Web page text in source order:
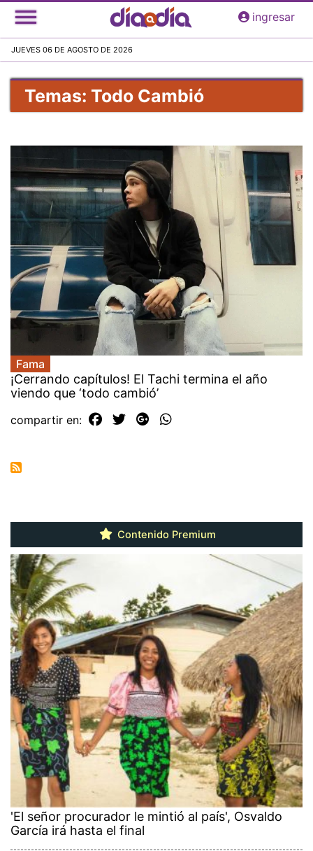
Pasar
al
principal
ingresar
JUEVES 06 DE AGOSTO DE 2026
Temas: Todo Cambió
Fama
¡Cerrando capítulos! El Tachi termina el año
viendo que ‘todo cambió’
compartir en:
Contenido Premium
'El señor procurador le mintió al país', Osvaldo
García irá hasta el final